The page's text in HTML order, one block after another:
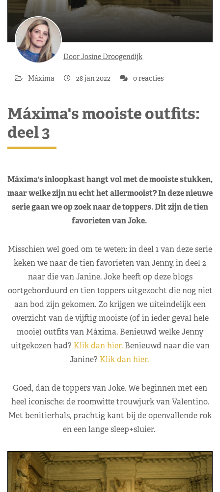
Door Josine Droogendijk
Máxima 28 jan 2022 0 reacties
Máxima's mooiste outfits:
deel 3
Máxima's inloopkast hangt vol met de mooiste stukken,
maar welke zijn nu echt het allermooist? In deze nieuwe
serie gaan we op zoek naar de toppers. Dit zijn de tien
favorieten van Joke.
Misschien wel goed om te weten: in deel 1 van deze serie
keken we naar de tien favorieten van Jenny, in deel 2
naar die van Janine. Joke heeft op deze blogs
oortgeborduurd en tien toppers uitgezocht die nog niet
aan bod zijn gekomen. Zo krijgen we uiteindelijk een
overzicht van de vijftig mooiste (of in ieder geval hele
mooie) outfits van Máxima. Benieuwd welke Jenny
uitgekozen had? Klik dan hier. Benieuwd naar die van
Janine? Klik dan hier.
Goed, dan de toppers van Joke. We beginnen met een
heel iconische: de roomwitte trouwjurk van Valentino.
Met benitierhals, prachtig kant bij de openvallende rok
en een lange sleep+sluier.